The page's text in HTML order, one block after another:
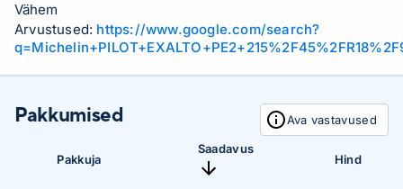
Vähem
Arvustused: https://www.google.com/search?
Pakkumised Ava vastavused
Pakkuja
Saadavus
Hind